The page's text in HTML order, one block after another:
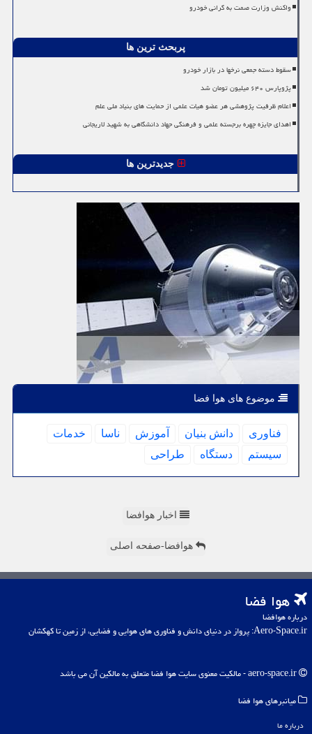
واکنش وزارت صمت به گرانی خودرو
پربحث ترین ها
سقوط دسته جمعی نرخها در بازار خودرو
پژوپارس ۶۴۰ میلیون تومان شد
اعلام ظرفیت پژوهشی هر عضو هیات علمی از حمایت های بنیاد ملی علم
اهدای جایزه چهره برجسته علمی و فرهنگی جهاد دانشگاهی به شهید لاریجانی
جدیدترین ها
موضوع های هوا فضا
فناوری دانش بنیان آموزش ناسا
خدمات
سیستم
دستگاه طراحی
اخبار هوافضا
هوافضا-صفحه اصلی
هوا فضا
درباره هوافضا
Aero-Space.ir: پرواز در دنیای دانش و فناوری های هوایی و فضایی، از زمین تا کهکشان
میانبرهای هوا فضا
درباره ما